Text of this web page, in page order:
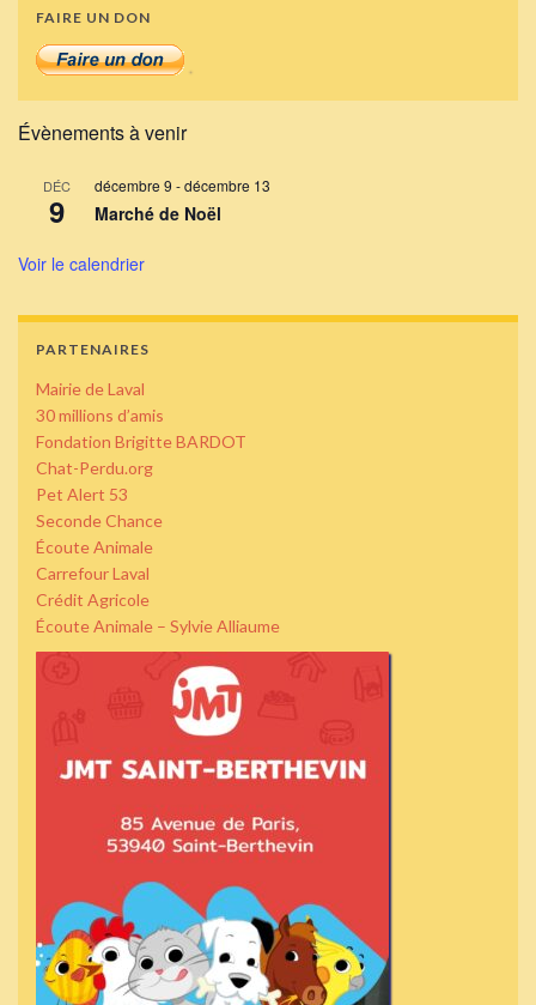
FAIRE UN DON
Évènements à venir
DÉC
9
décembre 9 -décembre 13
Marché de Noël
Voir le calendrier
PARTENAIRES
Mairie de Laval
30 millions d’amis
Fondation Brigitte BARDOT
Chat-Perdu.org
Pet Alert 53
Seconde Chance
Écoute Animale
Carrefour Laval
Crédit Agricole
Écoute Animale – Sylvie Alliaume